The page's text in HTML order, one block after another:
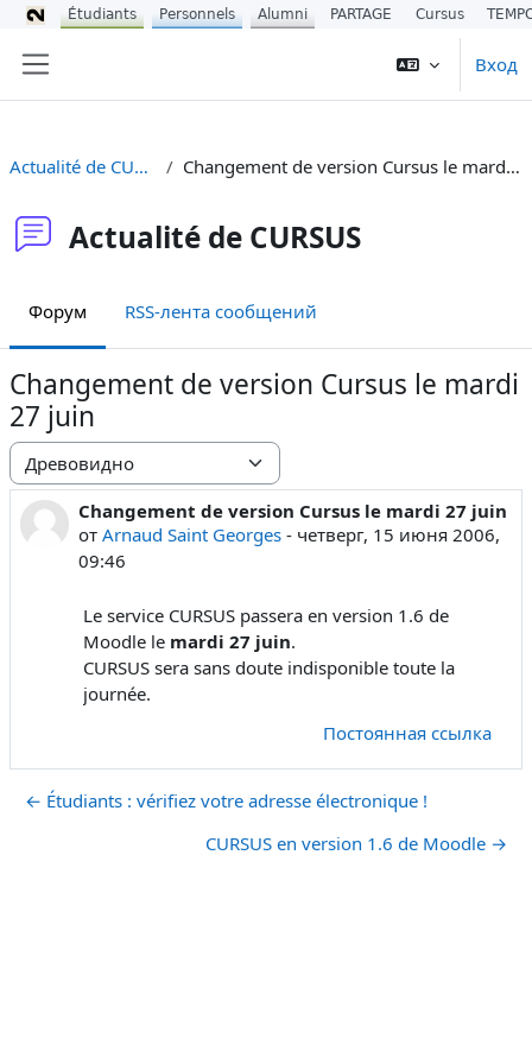
Вход
Actualité de CURSUS Changement de version Cursus le mardi 27 juin
Actualité de CURSUS
Форум RSS-лента сообщений
Changement de version Cursus le mardi
27 juin
Режим отображения
Changement de version Cursus le mardi 27 juin
отArnaud Saint Georges - четверг, 15 июня 2006,
09:46
Количество ответов: 0
Le service CURSUS passera en version 1.6 de
Moodle le mardi 27 juin.
CURSUS sera sans doute indisponible toute la
journée.
Постоянная ссылка
← Étudiants : vérifiez votre adresse électronique !
CURSUS en version 1.6 de Moodle →
Étudiants Personnels Alumni PARTAGE Cursus